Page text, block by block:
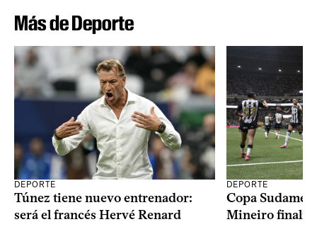
Más de Deporte
DEPORTE
Túnez tiene nuevo entrenador:
será el francés Hervé Renard
DEPORTE
Copa
Mineiro